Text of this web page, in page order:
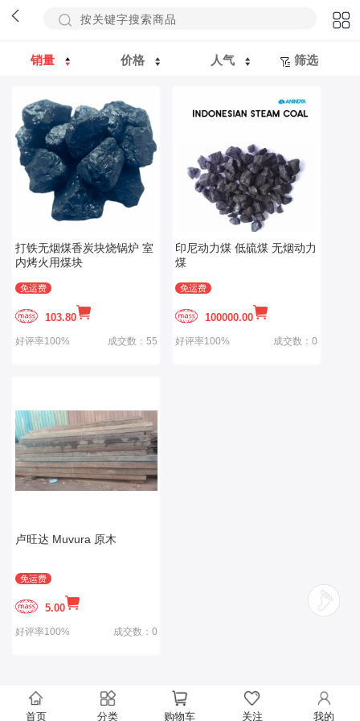
销量 价格 人气 筛选
打铁无烟煤香炭块烧锅炉 室
内烤火用煤块
免运费
103.80
好评率100% 成交数：55
印尼动力煤 低硫煤 无烟动力
煤
免运费
100000.00
好评率100% 成交数：0
卢旺达 Muvura 原木
免运费
5.00
好评率100% 成交数：0
首页 分类 购物车 关注 我的